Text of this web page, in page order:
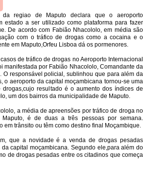
regiao de Maputo declara que o aeroporto
estado a ser utilizado como plataforma para fazer
De acordo com Fabião Nhacololo, em média são
com o tráfico de drogas como a cocaina e o
em Maputo,Orfeu Lisboa dá os pormenores.
de tráfico de drogas no Aeroporto Internacional
manifestada por Fabião Nhacololo, Comandante da
O responsável policial, sublinhou que para além da
o aeroporto da capital moçambicana tornou-se uma
resultado é o aumento dos índices de
um dos bairros da municipalidade de Maputo.
a média de apreensões por tráfico de droga no
Maputo, é de duas a três pessoas por semana.
em trânsito ou têm como destino final Moçambique.
que a novidade é a venda de drogas pesadas
capital moçambicana. Segundo ele,para além do
de drogas pesadas entre os citadinos que começa